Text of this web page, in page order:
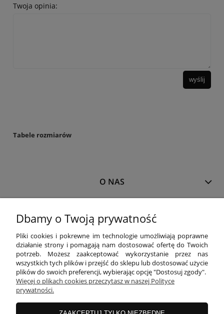
Twoja opinia:
wyślij
Tabele rozmiarów
O NAS
MOJE KONTO
PŁATNOŚCI I DOSTAWA
INFORMACJE
Dbamy o Twoją prywatność
Pliki cookies i pokrewne im technologie umożliwiają poprawne
działanie strony i pomagają nam dostosować ofertę do Twoich
potrzeb. Możesz zaakceptować wykorzystanie przez nas
wszystkich tych plików i przejść do sklepu lub dostosować użycie
plików do swoich preferencji, wybierając opcję "Dostosuj zgody".
Więcej o plikach cookies przeczytasz w naszej Polityce
prywatności.